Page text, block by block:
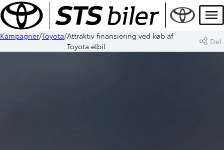
Kampagner Toyota Attraktiv finansiering ved køb af
Toyota elbil
Del